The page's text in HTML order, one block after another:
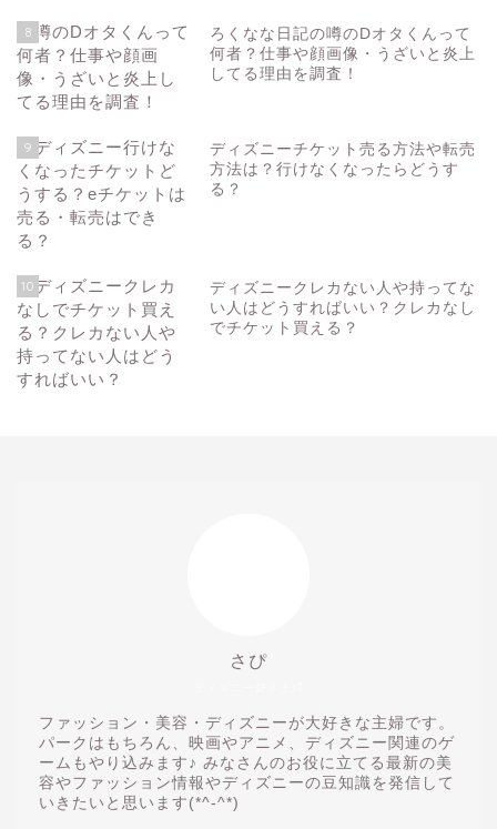
8
ろくなな日記の噂のDオタくんって
何者？仕事や顔画像・うざいと炎上
してる理由を調査！
9
ディズニーチケット売る方法や転売
方法は？行けなくなったらどうす
る？
10
ディズニークレカない人や持ってな
い人はどうすればいい？クレカなし
でチケット買える？
さぴ
ファッション・美容・ディズニーが大好きな主婦です。
パークはもちろん、映画やアニメ、ディズニー関連のゲ
ームもやり込みます♪ みなさんのお役に立てる最新の美
容やファッション情報やディズニーの豆知識を発信して
いきたいと思います(*^-^*)